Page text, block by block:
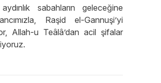
sabahların geleceğine
Raşid el-Gannuşi’yi
Allah-u Teâlâ’dan acil şifalar